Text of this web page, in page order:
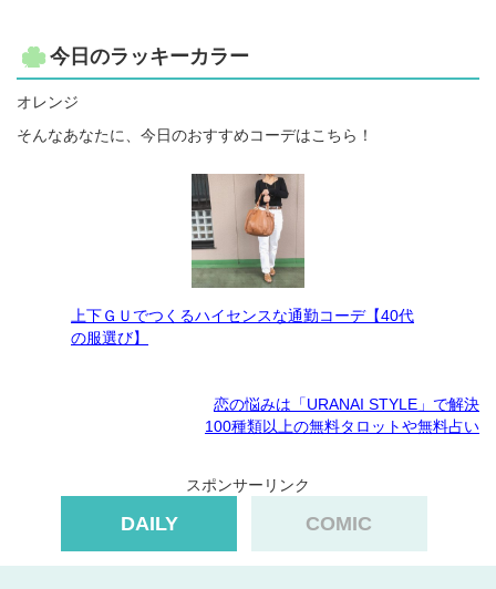
今日のラッキーカラー
オレンジ
そんなあなたに、今日のおすすめコーデはこちら！
上下ＧＵでつくるハイセンスな通勤コーデ【40代
の服選び】
恋の悩みは「URANAI STYLE」で解決
100種類以上の無料タロットや無料占い
スポンサーリンク
DAILY COMIC